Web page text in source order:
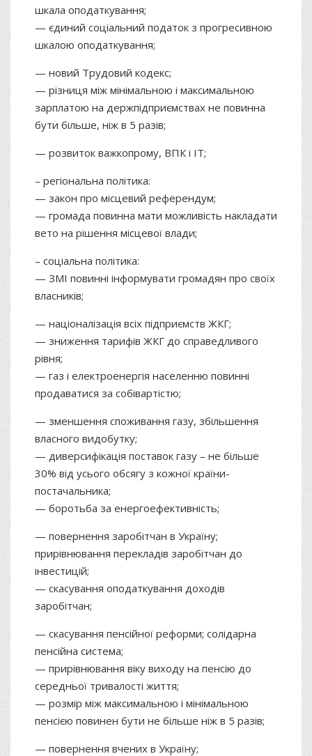
шкала оподаткування;
— єдиний соціальний податок з прогресивною
шкалою оподаткування;
— новий Трудовий кодекс;
— різниця між мінімальною і максимальною
зарплатою на держпідприємствах не повинна
бути більше, ніж в 5 разів;
— розвиток важкопрому, ВПК і IT;
– регіональна політика:
— закон про місцевий референдум;
— громада повинна мати можливість накладати
вето на рішення місцевої влади;
– соціальна політика:
— ЗМІ повинні інформувати громадян про своїх
власників;
— націоналізація всіх підприємств ЖКГ;
— зниження тарифів ЖКГ до справедливого
рівня;
— газ і електроенергія населенню повинні
продаватися за собівартістю;
— зменшення споживання газу, збільшення
власного видобутку;
— диверсифікація поставок газу – не більше
30% від усього обсягу з кожної країни-
постачальника;
— боротьба за енергоефективність;
— повернення заробітчан в Україну;
прирівнювання перекладів заробітчан до
інвестицій;
— скасування оподаткування доходів
заробітчан;
— скасування пенсійної реформи; солідарна
пенсійна система;
— прирівнювання віку виходу на пенсію до
середньої тривалості життя;
— розмір між максимальною і мінімальною
пенсією повинен бути не більше ніж в 5 разів;
— повернення вчених в Україну;